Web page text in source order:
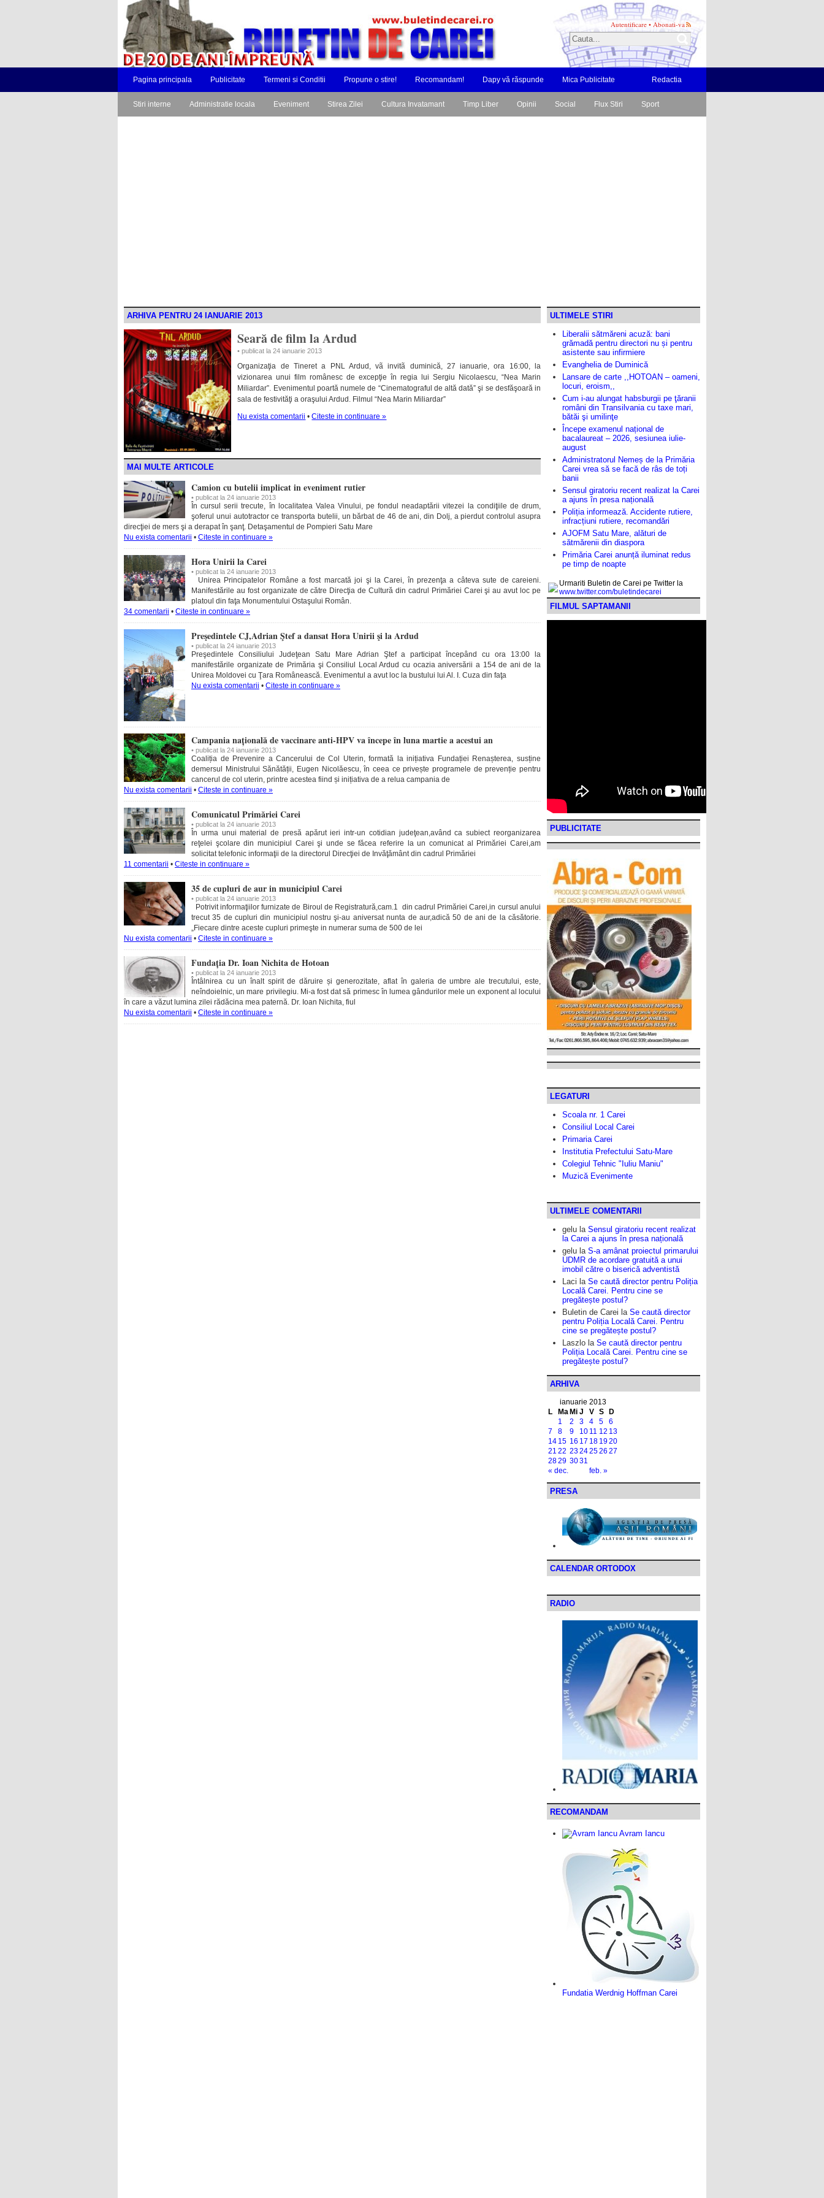
Autentificare • Abonati-va
Pagina principala Publicitate Termeni si Conditii Propune o stire! Recomandam! Dapy vă răspunde Mica Publicitate Redactia
Stiri interne Administratie locala Eveniment Stirea Zilei Cultura Invatamant Timp Liber Opinii Social Flux Stiri Sport
ARHIVA PENTRU 24 IANUARIE 2013
Seară de film la Ardud
• publicat la 24 ianuarie 2013
Organizaţia de Tineret a PNL Ardud, vã invitã duminică, 27 ianuarie, ora 16:00, la
vizionarea unui film românesc de excepţie în regia lui Sergiu Nicolaescu, “Nea Marin
Miliardar”. Evenimentul poartă numele de “Cinematograful de altă dată” şi se desfăşoară in
sala de festivităţi a oraşului Ardud. Filmul “Nea Marin Miliardar”
Nu exista comentarii •Citeste in continuare »
MAI MULTE ARTICOLE
Camion cu butelii implicat in eveniment rutier
• publicat la 24 ianuarie 2013
În cursul serii trecute, în localitatea Valea Vinului, pe fondul neadaptării vitezei la condiţiile de drum,
şoferul unui autotractor ce transporta butelii, un bărbat de 46 de ani, din Dolj, a pierdut controlul asupra
direcţiei de mers şi a derapat în şanţ. Detaşamentul de Pompieri Satu Mare
Nu exista comentarii • Citeste in continuare »
Hora Unirii la Carei
• publicat la 24 ianuarie 2013
Unirea Principatelor Române a fost marcată joi şi la Carei, în prezenţa a câteva sute de careieni.
Manifestările au fost organizate de către Direcţia de Cultură din cadrul Primăriei Carei şi au avut loc pe
platoul din faţa Monumentului Ostaşului Român.
34 comentarii • Citeste in continuare »
Preşedintele CJ,Adrian Ştef a dansat Hora Unirii şi la Ardud
• publicat la 24 ianuarie 2013
Preşedintele Consiliului Judeţean Satu Mare Adrian Ştef a participat începând cu ora 13:00 la
manifestările organizate de Primăria şi Consiliul Local Ardud cu ocazia aniversării a 154 de ani de la
Unirea Moldovei cu Ţara Românească. Evenimentul a avut loc la bustului lui Al. I. Cuza din faţa
Nu exista comentarii • Citeste in continuare »
Campania națională de vaccinare anti-HPV va începe în luna martie a acestui an
• publicat la 24 ianuarie 2013
Coaliția de Prevenire a Cancerului de Col Uterin, formată la inițiativa Fundației Renașterea, susține
demersul Ministrului Sănătății, Eugen Nicolăescu, în ceea ce privește programele de prevenție pentru
cancerul de col uterin, printre acestea fiind și inițiativa de a relua campania de
Nu exista comentarii • Citeste in continuare »
Comunicatul Primăriei Carei
• publicat la 24 ianuarie 2013
În urma unui material de presă apărut ieri intr-un cotidian judeţean,având ca subiect reorganizarea
reţelei şcolare din municipiul Carei şi unde se făcea referire la un comunicat al Primăriei Carei,am
solicitat telefonic informaţii de la directorul Direcţiei de Invăţământ din cadrul Primăriei
11 comentarii • Citeste in continuare »
35 de cupluri de aur in municipiul Carei
• publicat la 24 ianuarie 2013
Potrivit informaţiilor furnizate de Biroul de Registratură,cam.1 din cadrul Primăriei Carei,in cursul anului
trecut 35 de cupluri din municipiul nostru şi-au aniversat nunta de aur,adică 50 de ani de la căsătorie.
„Fiecare dintre aceste cupluri primeşte in numerar suma de 500 de lei
Nu exista comentarii • Citeste in continuare »
Fundația Dr. Ioan Nichita de Hotoan
• publicat la 24 ianuarie 2013
Întâlnirea cu un înalt spirit de dăruire și generozitate, aflat în galeria de umbre ale trecutului, este,
neîndoielnic, un mare privilegiu. Mi-a fost dat să primesc în lumea gândurilor mele un exponent al locului
în care a văzut lumina zilei rădăcina mea paternă. Dr. Ioan Nichita, fiul
Nu exista comentarii • Citeste in continuare »
ULTIMELE STIRI
Liberalii sătmăreni acuză: bani
grămadă pentru directori nu și pentru
asistente sau infirmiere
Evanghelia de Duminică
Lansare de carte ,,HOTOAN – oameni,
locuri, eroism,,
Cum i-au alungat habsburgii pe ţăranii
români din Transilvania cu taxe mari,
bătăi şi umilinţe
Începe examenul național de
bacalaureat – 2026, sesiunea iulie-
august
Administratorul Nemeș de la Primăria
Carei vrea să se facă de râs de toți
banii
Sensul giratoriu recent realizat la Carei
a ajuns în presa națională
Poliția informează. Accidente rutiere,
infracțiuni rutiere, recomandări
AJOFM Satu Mare, alături de
sătmărenii din diaspora
Primăria Carei anunță iluminat redus
pe timp de noapte
Urmariti Buletin de Carei pe Twitter la
www.twitter.com/buletindecarei
FILMUL SAPTAMANII
PUBLICITATE
LEGATURI
Scoala nr. 1 Carei
Consiliul Local Carei
Primaria Carei
Institutia Prefectului Satu-Mare
Colegiul Tehnic "Iuliu Maniu"
Muzică Evenimente
ULTIMELE COMENTARII
gelu la Sensul giratoriu recent realizat
la Carei a ajuns în presa națională
gelu la S-a amânat proiectul primarului
UDMR de acordare gratuită a unui
imobil către o biserică adventistă
Laci la Se caută director pentru Poliția
Locală Carei. Pentru cine se
pregătește postul?
Buletin de Carei la Se caută director
pentru Poliția Locală Carei. Pentru
cine se pregătește postul?
Laszlo la Se caută director pentru
Poliția Locală Carei. Pentru cine se
pregătește postul?
ARHIVA
ianuarie 2013
L
Ma Mi J V S D
« dec. feb. »
1 2 3 4 5
6
7
8 9 10 11 12 13
14 15 16 17 18 1920
21 22 23242526 27
2829 3031
PRESA
CALENDAR ORTODOX
RADIO
RECOMANDAM
Avram Iancu
Fundatia Werdnig Hoffman Carei